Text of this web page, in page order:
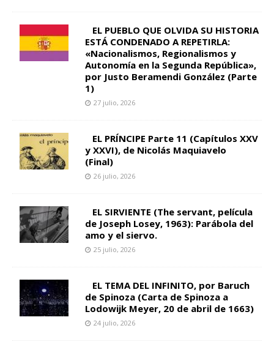
EL PUEBLO QUE OLVIDA SU HISTORIA
ESTÁ CONDENADO A REPETIRLA:
«Nacionalismos, Regionalismos y
Autonomía en la Segunda República»,
por Justo Beramendi González (Parte
1)
27 julio, 2026
EL PRÍNCIPE Parte 11 (Capítulos XXV
y XXVI), de Nicolás Maquiavelo
(Final)
26 julio, 2026
EL SIRVIENTE (The servant, película
de Joseph Losey, 1963): Parábola del
amo y el siervo.
25 julio, 2026
EL TEMA DEL INFINITO, por Baruch
de Spinoza (Carta de Spinoza a
Lodowijk Meyer, 20 de abril de 1663)
24 julio, 2026